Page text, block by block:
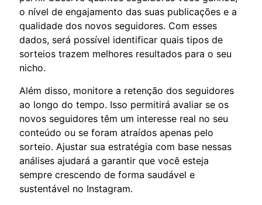
o nível de engajamento das suas publicações e a
qualidade dos novos seguidores. Com esses
dados, será possível identificar quais tipos de
sorteios trazem melhores resultados para o seu
nicho.
Além disso, monitore a retenção dos seguidores
ao longo do tempo. Isso permitirá avaliar se os
novos seguidores têm um interesse real no seu
conteúdo ou se foram atraídos apenas pelo
sorteio. Ajustar sua estratégia com base nessas
análises ajudará a garantir que você esteja
sempre crescendo de forma saudável e
sustentável no Instagram.